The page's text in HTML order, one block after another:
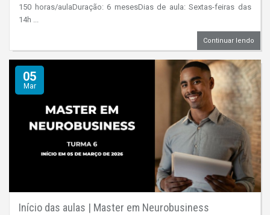
150 horas/aulaDuração: 6 mesesDias de aula: Sextas-feiras das
14h ...
Continuar lendo
05
Mar
Início das aulas | Master em Neurobusiness